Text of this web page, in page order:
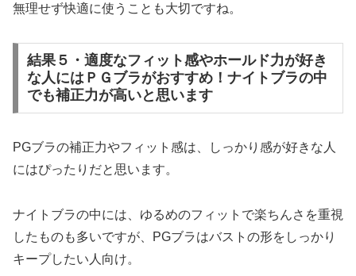
無理せず快適に使うことも大切ですね。
結果５・適度なフィット感やホールド力が好き
な人にはＰＧブラがおすすめ！ナイトブラの中
でも補正力が高いと思います
PGブラの補正力やフィット感は、しっかり感が好きな人
にはぴったりだと思います。
ナイトブラの中には、ゆるめのフィットで楽ちんさを重視
したものも多いですが、PGブラはバストの形をしっかり
キープしたい人向け。